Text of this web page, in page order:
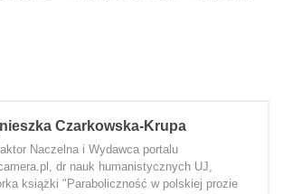
Czarkowska-Krupa
Naczelna i Wydawca portalu
dr nauk humanistycznych UJ,
książki "Paraboliczność w polskiej prozie